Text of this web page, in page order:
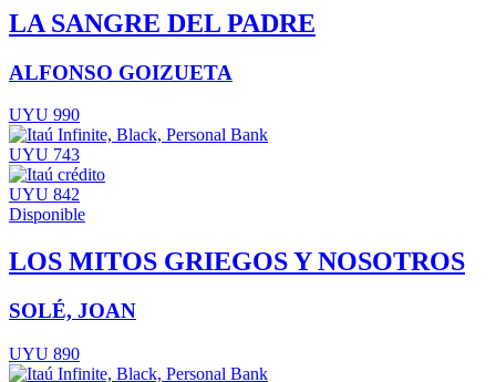
LA SANGRE DEL PADRE
ALFONSO GOIZUETA
UYU 990
UYU 743
UYU 842
Disponible
LOS MITOS GRIEGOS Y NOSOTROS
SOLÉ, JOAN
UYU 890